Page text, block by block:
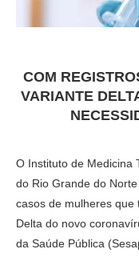
COM
VARIANTE
O Instituto de Medicina
do Rio Grande do
casos de mulheres que
Delta do novo
da Saúde Pública